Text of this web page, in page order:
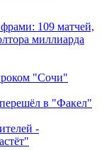
109 матчей,
миллиарда
"Сочи"
в "Факел"
-